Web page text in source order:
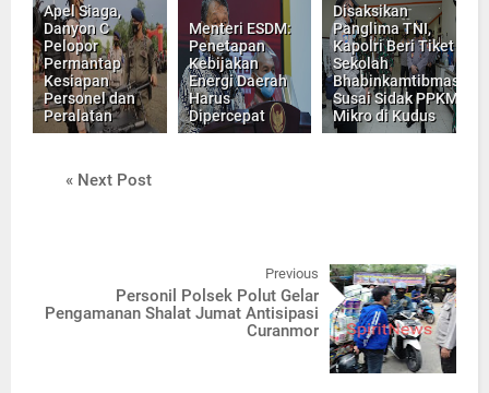
Apel Siaga,
Danyon C
Pelopor
Permantap
Kesiapan
Personel dan
Peralatan
Menteri ESDM:
Penetapan
Kebijakan
Energi Daerah
Harus
Dipercepat
Disaksikan
Panglima TNI,
Kapolri Beri Tiket
Sekolah
Bhabinkamtibmas
Susai Sidak PPKM
Mikro di Kudus
« Next Post
Previous
Personil Polsek Polut Gelar
Pengamanan Shalat Jumat Antisipasi
Curanmor